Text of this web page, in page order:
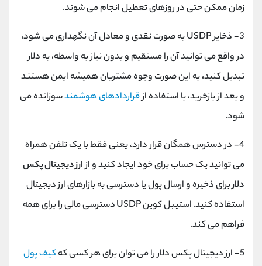
زمان ممکن حتی در روزهای تعطیل انجام می شوند.
3- ذخایر USDP به صورت نقدی و معادل آن نگهداری می شود،
در واقع می توانید آن را مستقیم و بدون نیاز به واسطه، به دلار
تبدیل کنید، به این صورت وجوه مشتریان همیشه ایمن هستند
و بعد از بازخرید، با استفاده ازقراردادهای هوشمندسوزانده می
شود.
4- در دسترس همگان قرار دارد، یعنی فقط با یک تلفن همراه
می توانید یک حساب برای خود ایجاد کنید و ازارز دیجیتال پکس
دلاربرای ذخیره و ارسال پول یا دسترسی به بازارهای ارز دیجیتال
استفاده کنید.استیبل کوین USDP
دسترسی مالی را برای همه
فراهم می کند.
5- ارز دیجیتال پکس دلار را می توان برای هر کسی که
کیف پول